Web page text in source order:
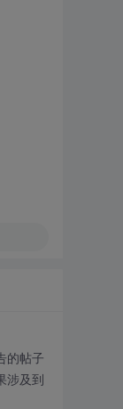
的帖子
涉及到